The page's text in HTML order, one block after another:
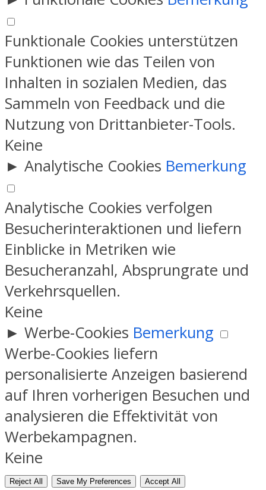
Funktionale Cookies unterstützen
Funktionen wie das Teilen von
Inhalten in sozialen Medien, das
Sammeln von Feedback und die
Nutzung von Drittanbieter-Tools.
Keine
► Analytische Cookies Bemerkung
Analytische Cookies verfolgen
Besucherinteraktionen und liefern
Einblicke in Metriken wie
Besucheranzahl, Absprungrate und
Verkehrsquellen.
Keine
► Werbe-Cookies Bemerkung
Werbe-Cookies liefern
personalisierte Anzeigen basierend
auf Ihren vorherigen Besuchen und
analysieren die Effektivität von
Werbekampagnen.
Keine
Reject All Save My Preferences Accept All